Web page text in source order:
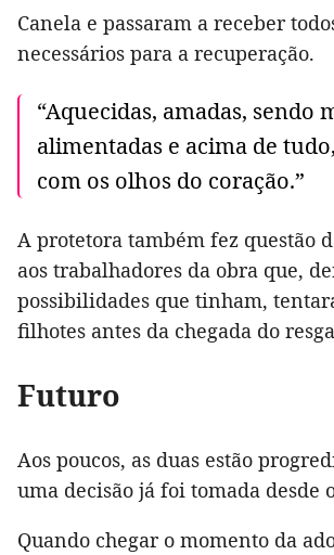
Canela e passaram a receber
necessários para a recuperação.
“Aquecidas, amadas, sendo
alimentadas e acima de
com os olhos do coração.”
A protetora também fez questão
aos trabalhadores da obra que,
possibilidades que tinham,
filhotes antes da chegada do
Futuro
Aos poucos, as duas estão
uma decisão já foi tomada desde
Quando chegar o momento da